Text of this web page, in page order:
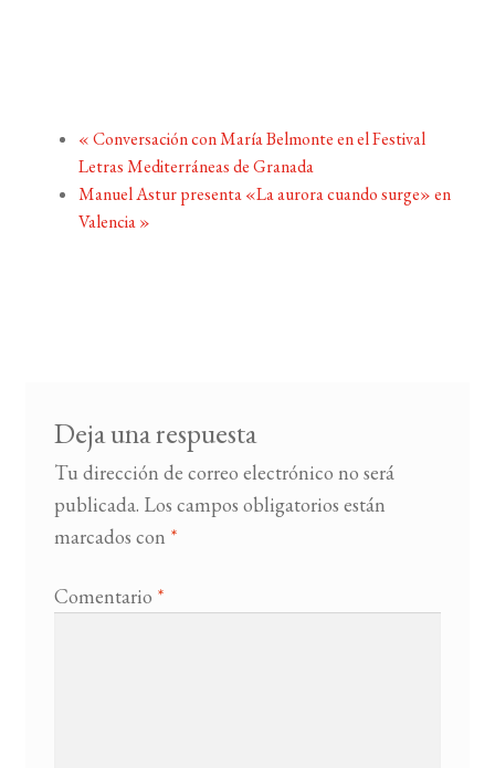
«Conversación con María Belmonte en el Festival
Letras Mediterráneas de Granada
Manuel Astur presenta «La aurora cuando surge» en
Valencia»
Deja una respuesta
Tu dirección de correo electrónico no será
publicada. Los campos obligatorios están
marcados con *
Comentario *